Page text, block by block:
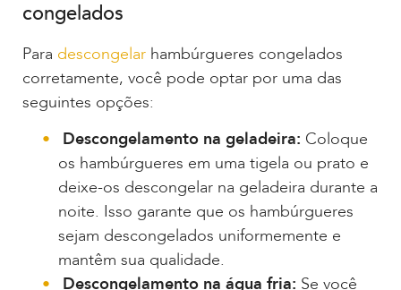
congelados
Para descongelar hambúrgueres congelados
corretamente, você pode optar por uma das
seguintes opções:
Descongelamento na geladeira: Coloque
os hambúrgueres em uma tigela ou prato e
deixe-os descongelar na geladeira durante a
noite. Isso garante que os hambúrgueres
sejam descongelados uniformemente e
mantêm sua qualidade.
Descongelamento na água fria: Se você